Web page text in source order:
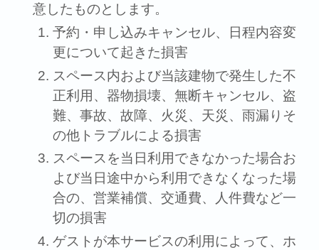
意したものとします。
予約・申し込みキャンセル、⽇程内容変
更について起きた損害
スペース内および当該建物で発⽣した不
正利⽤、器物損壊、無断キャンセル、盗
難、事故、故障、⽕災、天災、⾬漏りそ
の他トラブルによる損害
スペースを当⽇利⽤できなかった場合お
よび当⽇途中から利⽤できなくなった場
合の、営業補償、交通費、⼈件費など⼀
切の損害
ゲストが本サービスの利⽤によって、ホ